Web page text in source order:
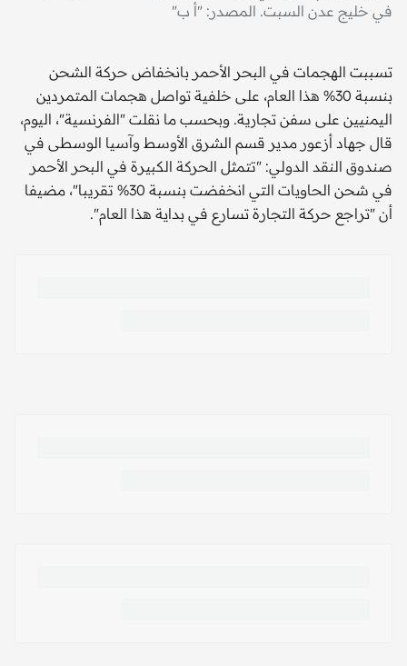
في خليج عدن السبت. المصدر: "أ ب"
تسببت الهجمات في البحر الأحمر بانخفاض حركة الشحن
بنسبة 30% هذا العام، على خلفية تواصل هجمات المتمردين
اليمنيين على سفن تجارية. وبحسب ما نقلت "الفرنسية"، اليوم،
قال جهاد أزعور مدير قسم الشرق الأوسط وآسيا الوسطى في
صندوق النقد الدولي: "تتمثل الحركة الكبيرة في البحر الأحمر
في شحن الحاويات التي انخفضت بنسبة 30% تقريبا"، مضيفا
أن "تراجع حركة التجارة تسارع في بداية هذا العام".